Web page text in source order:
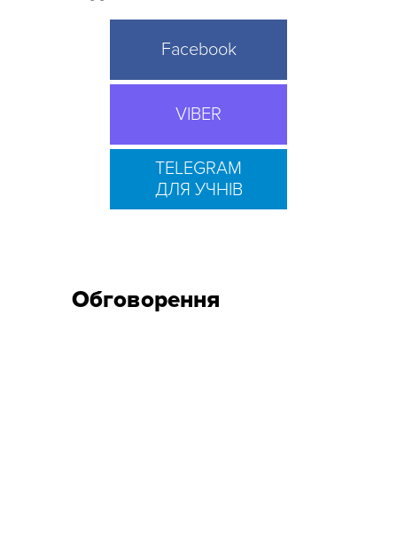
Facebook
VIBER
TELEGRAM
ДЛЯ УЧНІВ
Обговорення